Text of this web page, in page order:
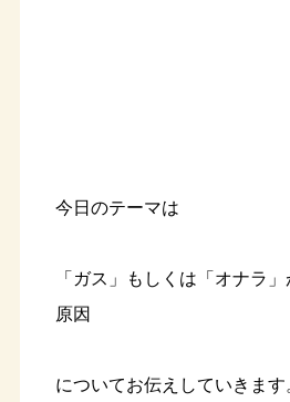
今日のテーマは
「ガス」もしくは「オナラ
原因
についてお伝えしていきます